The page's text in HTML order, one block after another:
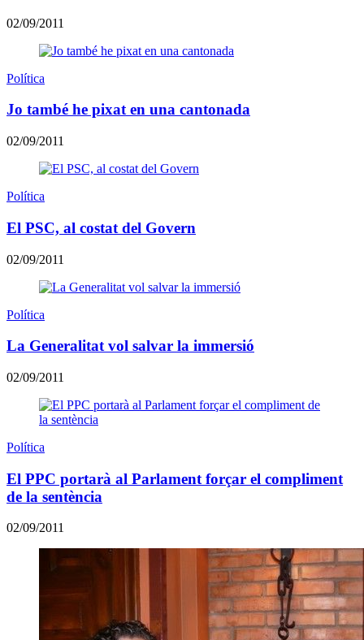
02/09/2011
Política
Jo també he pixat en una cantonada
02/09/2011
Política
El PSC, al costat del Govern
02/09/2011
Política
La Generalitat vol salvar la immersió
02/09/2011
Política
El PPC portarà al Parlament forçar el compliment
de la sentència
02/09/2011